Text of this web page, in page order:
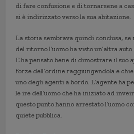
di fare confusione e di tornarsene a
si è indirizzato verso la sua abitazione.
La storia sembrava quindi conclusa, se
del ritorno l’uomo ha visto un’altra
E ha pensato bene di dimostrare il suo
forze dell’ordine raggiungendola e
uno degli agenti a bordo. L’agente ha
le ire dell’uomo che ha iniziato ad
questo punto hanno arrestato l’uomo
quiete pubblica.